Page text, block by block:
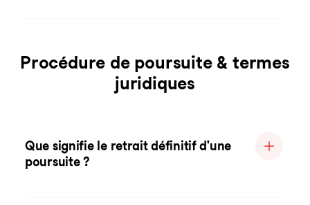
Procédure de poursuite & termes
juridiques
Que signifie le retrait définitif d'une
poursuite ?